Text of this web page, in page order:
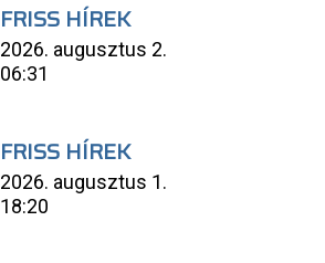
FRISS HÍREK
2026. augusztus 2.
06:31
FRISS HÍREK
2026. augusztus 1.
18:20